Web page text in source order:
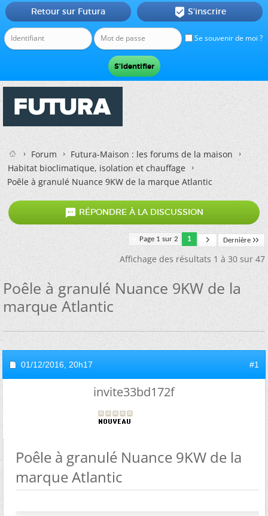
Se souvenir de moi ?
Retour sur Futura  S'inscrire
Forum
Futura-Maison : les forums de la maison
Habitat bioclimatique, isolation et chauffage
Poêle à granulé Nuance 9KW de la marque Atlantic
 RÉPONDRE À LA DISCUSSION
Page 1 sur 2 1 Dernière
Affichage des résultats 1 à 30 sur 47
Poêle à granulé Nuance 9KW de la
marque Atlantic
01/12/2016, 20h17 #1
invite33bd172f
Poêle à granulé Nuance 9KW de la
marque Atlantic